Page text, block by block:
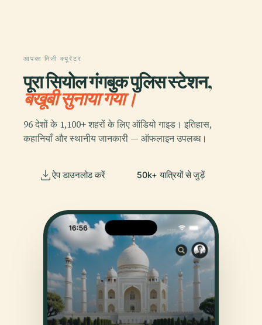
आपका निजी क्यूरेटर
पूरा सियोल गंगबुक पुलिस स्टेशन,
बखूबी सुनाया गया।
96 देशों के 1,100+ शहरों के लिए ऑडियो गाइड। इतिहास,
कहानियाँ और स्थानीय जानकारी — ऑफलाइन उपलब्ध।
ऐप डाउनलोड करें 50k+ यात्रियों से जुड़ें